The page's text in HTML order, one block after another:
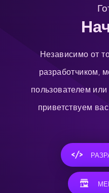
Независимо от
разработчиком,
пользователем
приветствуем